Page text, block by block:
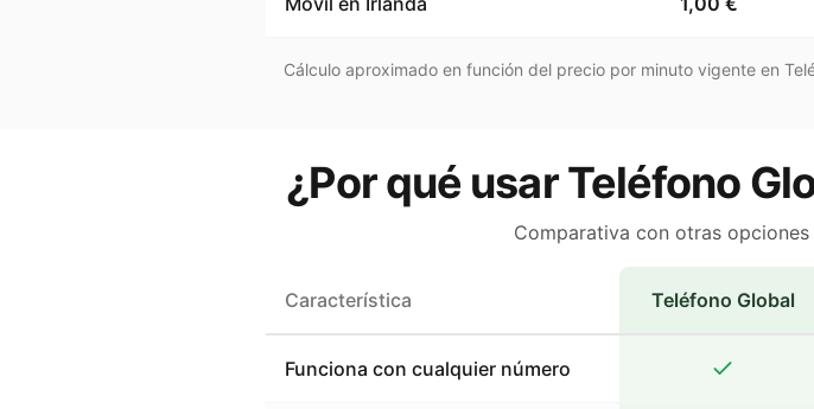
Cálculo aproximado en función del precio por minuto vigente en
¿Por qué usar Teléfono
Comparativa con otras
Característica Teléfono Global
Funciona con cualquier número